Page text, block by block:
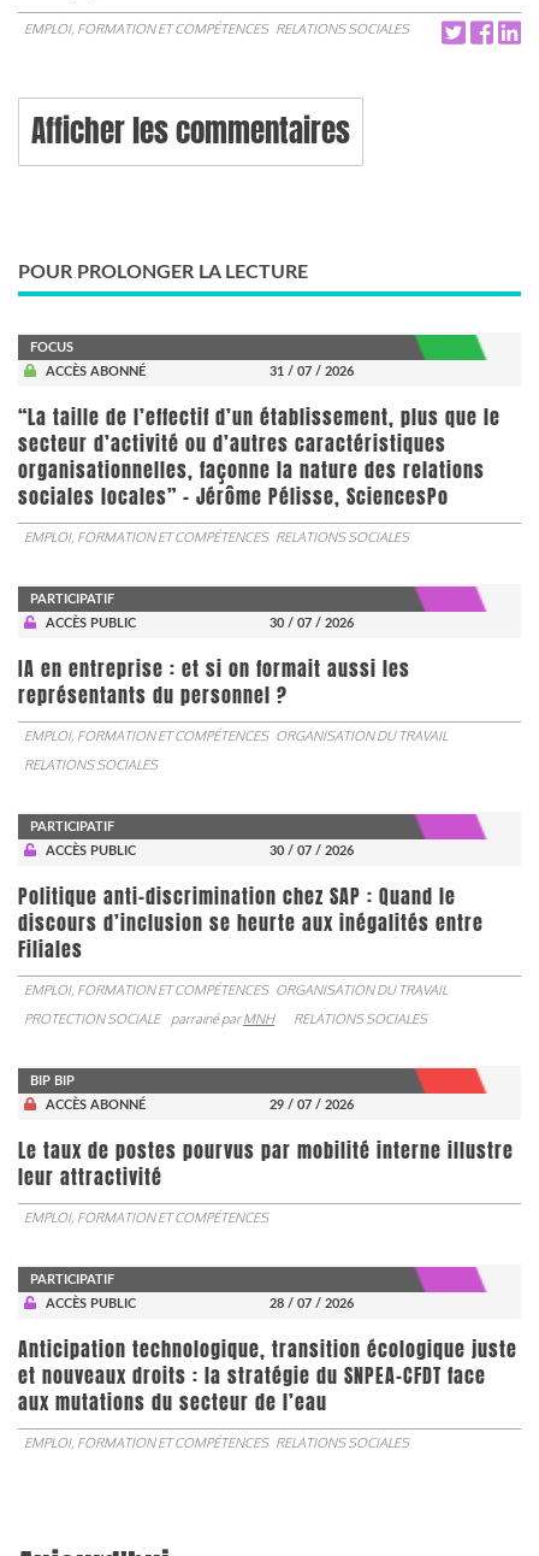
EMPLOI, FORMATION ET COMPÉTENCES RELATIONS SOCIALES
Afficher les commentaires
POUR PROLONGER LA LECTURE
FOCUS
ACCÈS ABONNÉ
31 / 07 / 2026
“La taille de l’effectif d’un établissement, plus que le
secteur d’activité ou d’autres caractéristiques
organisationnelles, façonne la nature des relations
sociales locales” - Jérôme Pélisse, SciencesPo
EMPLOI, FORMATION ET COMPÉTENCES RELATIONS SOCIALES
PARTICIPATIF
ACCÈS PUBLIC
30 / 07 / 2026
IA en entreprise : et si on formait aussi les
représentants du personnel ?
EMPLOI, FORMATION ET COMPÉTENCES ORGANISATION DU TRAVAIL
RELATIONS SOCIALES
PARTICIPATIF
ACCÈS PUBLIC
30 / 07 / 2026
Politique anti-discrimination chez SAP : Quand le
discours d’inclusion se heurte aux inégalités entre
Filiales
EMPLOI, FORMATION ET COMPÉTENCES ORGANISATION DU TRAVAIL
PROTECTION SOCIALE
parrainé parMNH RELATIONS SOCIALES
BIP BIP
ACCÈS ABONNÉ
29 / 07 / 2026
Le taux de postes pourvus par mobilité interne illustre
leur attractivité
EMPLOI, FORMATION ET COMPÉTENCES
PARTICIPATIF
ACCÈS PUBLIC
28 / 07 / 2026
Anticipation technologique, transition écologique juste
et nouveaux droits : la stratégie du SNPEA-CFDT face
aux mutations du secteur de l’eau
EMPLOI, FORMATION ET COMPÉTENCES RELATIONS SOCIALES